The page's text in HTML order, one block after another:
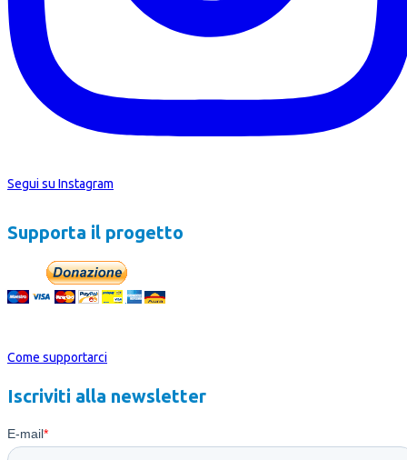
Segui su Instagram
Supporta il progetto
Come supportarci
Iscriviti alla newsletter